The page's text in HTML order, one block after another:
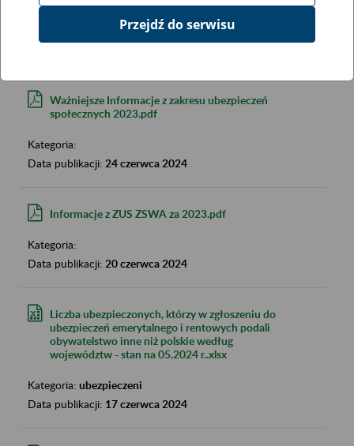
Wyniki:
Ważniejsze Informacje z zakresu ubezpieczeń
społecznych 2023.pdf
Kategoria:
Data publikacji: 24 czerwca 2024
Informacje z ZUS ZSWA za 2023.pdf
Kategoria:
Data publikacji: 20 czerwca 2024
Liczba ubezpieczonych, którzy w zgłoszeniu do
ubezpieczeń emerytalnego i rentowych podali
obywatelstwo inne niż polskie według
województw - stan na 05.2024 r..xlsx
Kategoria: ubezpieczeni
Data publikacji: 17 czerwca 2024
Przejdź do serwisu